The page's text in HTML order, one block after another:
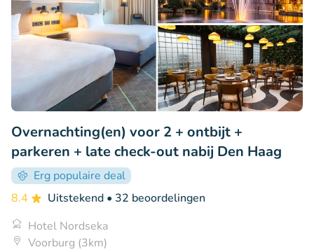
Overnachting(en) voor 2 + ontbijt +
parkeren + late check-out nabij Den Haag
Erg populaire deal
8.4
Uitstekend • 32 beoordelingen
Hotel Nordseka
Voorburg (3km)